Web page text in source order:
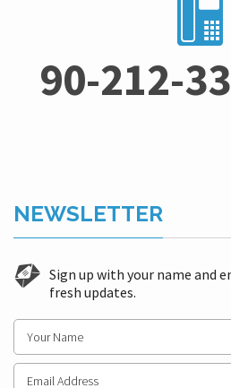
90-212-
NEWSLETTER
Sign up with your name and
fresh updates.